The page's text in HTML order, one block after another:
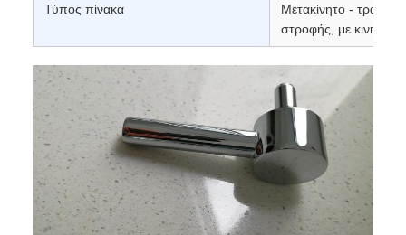
Τύπος πίνακα
Μετακίνητο - τραπέζι
στροφής, με